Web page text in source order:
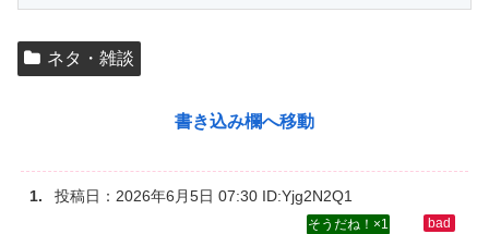
ネタ・雑談
書き込み欄へ移動
投稿日： 2026年6月5日 07:30 ID:Yjg2N2Q1
1